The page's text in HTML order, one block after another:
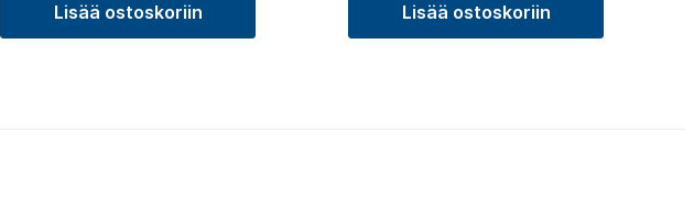
Lisää ostoskoriin Lisää ostoskoriin